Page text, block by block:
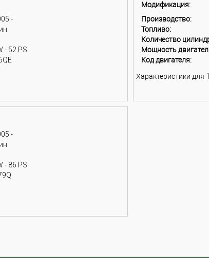
-
- 52 PS
Модификация:
Производство:
Топливо:
Количество
Мощность
Код двигателя:
Характеристики для
-
- 86 PS